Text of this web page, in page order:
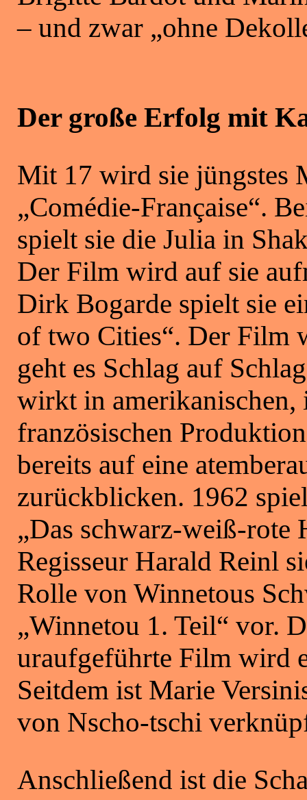
– und zwar „ohne
Der große Erfolg mit
Mit 17 wird sie jüngstes
„Comédie-Française“.
spielt sie die Julia in
Der Film wird auf sie
Dirk Bogarde spielt sie
of two Cities“. Der Film
geht es Schlag auf
wirkt in amerikanischen,
französischen
bereits auf eine
zurückblicken. 1962
„Das schwarz-weiß-rote
Regisseur Harald Reinl
Rolle von Winnetous
„Winnetou 1. Teil“ vor.
uraufgeführte Film wird
Seitdem ist Marie
von Nscho-tschi
Anschließend ist die